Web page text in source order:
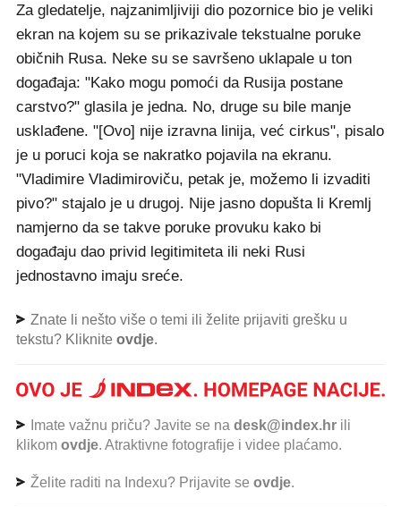
Za gledatelje, najzanimljiviji dio pozornice bio je veliki
ekran na kojem su se prikazivale tekstualne poruke
običnih Rusa. Neke su se savršeno uklapale u ton
događaja: "Kako mogu pomoći da Rusija postane
carstvo?" glasila je jedna. No, druge su bile manje
usklađene. "[Ovo] nije izravna linija, već cirkus", pisalo
je u poruci koja se nakratko pojavila na ekranu.
"Vladimire Vladimiroviču, petak je, možemo li izvaditi
pivo?" stajalo je u drugoj. Nije jasno dopušta li Kremlj
namjerno da se takve poruke provuku kako bi
događaju dao privid legitimiteta ili neki Rusi
jednostavno imaju sreće.
Znate li nešto više o temi ili želite prijaviti grešku u
tekstu? Kliknite ovdje.
Imate važnu priču? Javite se na desk@index.hr ili
klikom ovdje. Atraktivne fotografije i videe plaćamo.
Želite raditi na Indexu? Prijavite se ovdje.